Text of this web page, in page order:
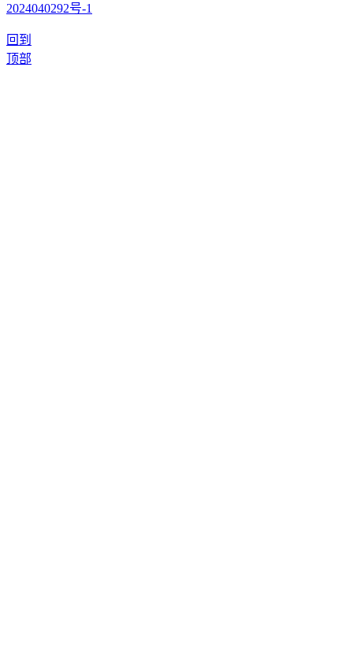
2024040292号-1
回到
顶部